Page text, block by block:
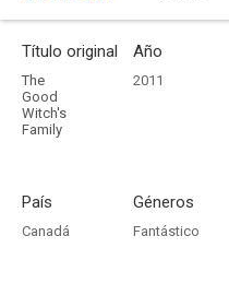
Título original
The
Good
Witch's
Family
Año
2011
País
Canadá
Géneros
Fantástico